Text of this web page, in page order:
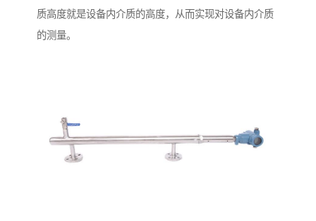
质高度就是设备内介质的高度，从而实现对设备内介质
的测量。